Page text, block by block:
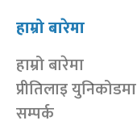
हाम्रो बारेमा
हाम्रो बारेमा
प्रीतिलाइ युनिकोडमा
सम्पर्क